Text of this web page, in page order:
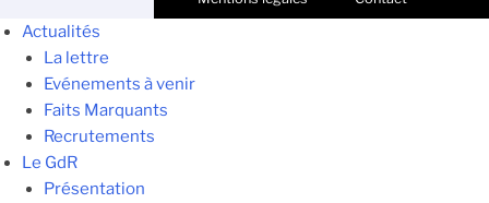
Actualités
La lettre
Evénements à venir
Faits Marquants
Recrutements
Le GdR
Présentation